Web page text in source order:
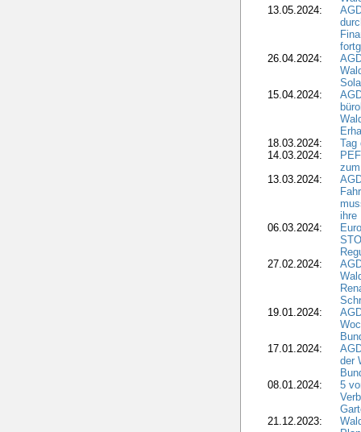
13.05.2024:
26.04.2024:
15.04.2024:
18.03.2024:
Tag
14.03.2024:
13.03.2024:
ihre
06.03.2024:
27.02.2024:
19.01.2024:
17.01.2024:
der
08.01.2024:
5
21.12.2023: